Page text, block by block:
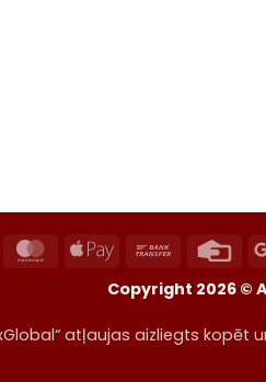
MasterCard
Apple
Bank
Copyright 2026 ©
atļaujas aizliegts